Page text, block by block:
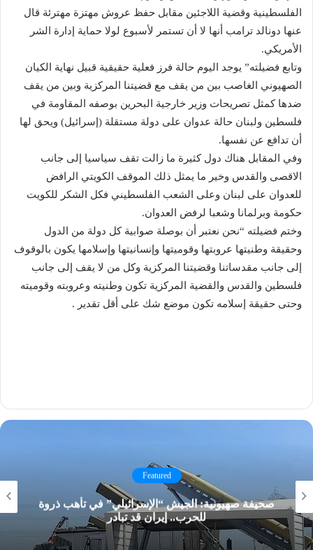
الفلسطينية وقضية اللاجئين مقابل حفظ عروش مهتزة مهترئة قال
عنها دونالد ترامب أنها لا أن تستمر لأسبوع لولا حماية إدارة الشر
الأمريكي.
وتابع فضيلته” يوجد اليوم حالة فرز فعلية حقيقية قبيل نهاية الكيان
الصهيوني الغاصب بين من يقف مع قضيتنا المركزية وبين من يقف
ضدها كمثل تصريحات وزير خارجية البحرين بوصفه المقاومة في
فلسطين ولبنان حالة عدوان على دولة مستقلة (إسرائيل) ويحق لها
أن تدافع عن نفسها.
وفي المقابل هناك دول كثيرة ما زالت تقف سياسيا إلى جانب
الاقصى والقدس وخير ما يمثل ذلك الموقف الكويتي الرافض
للعدوان على لبنان وعلى الشعب الفلسطيني فكل الشكر للكويت
حكومة وبرلمانا وشعبا لرفض العدوان.
وختم فضيلته “نحن نعتبر أن بوصلة صوابية كل دولة من الدول
وحقيقة وطنيتها عروبتها وقوميتها وإنسانيتها وإسلامها يكون بالوقوف
إلى جانب مقدساتنا وقضيتنا المركزية وكل من لا يقف إلى جانب
فلسطين والقدس والقضية المركزية تكون وطنيته وعروبته وقوميته
وحتى حقيقة إسلامه تكون موضع شك على أقل تقدير .
Featured
صحيفة صهيونية: الجيش “الإسرائيلي” في تأهب ذروة
للحرب.. إيران قد تبادر